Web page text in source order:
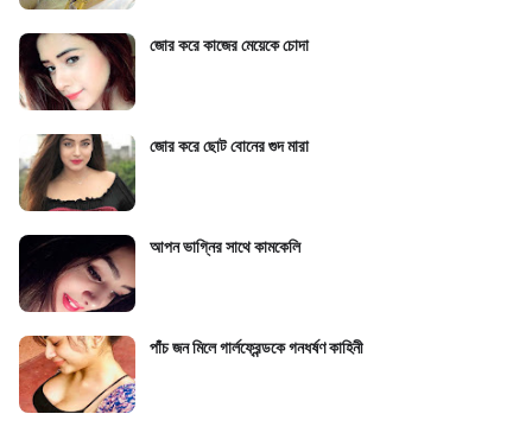
জোর করে কাজের মেয়েকে চোদা
জোর করে ছোট বোনের গুদ মারা
আপন ভাগ্নির সাথে কামকেলি
পাঁচ জন মিলে গার্লফ্রেন্ডকে গনধর্ষণ কাহিনী